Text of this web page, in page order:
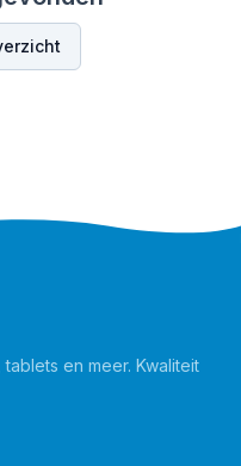
en meer. Kwaliteit